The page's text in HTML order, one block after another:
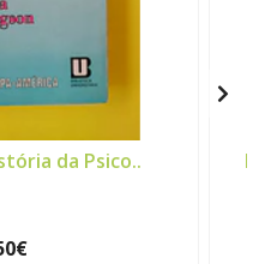
da Psico..